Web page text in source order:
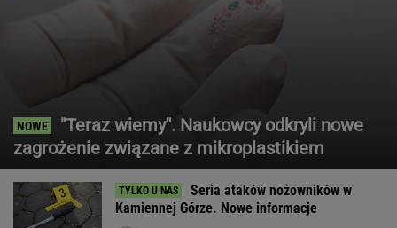
"Teraz wiemy". Naukowcy odkryli nowe
zagrożenie związane z mikroplastikiem
Seria ataków nożowników w
Kamiennej Górze. Nowe informacje